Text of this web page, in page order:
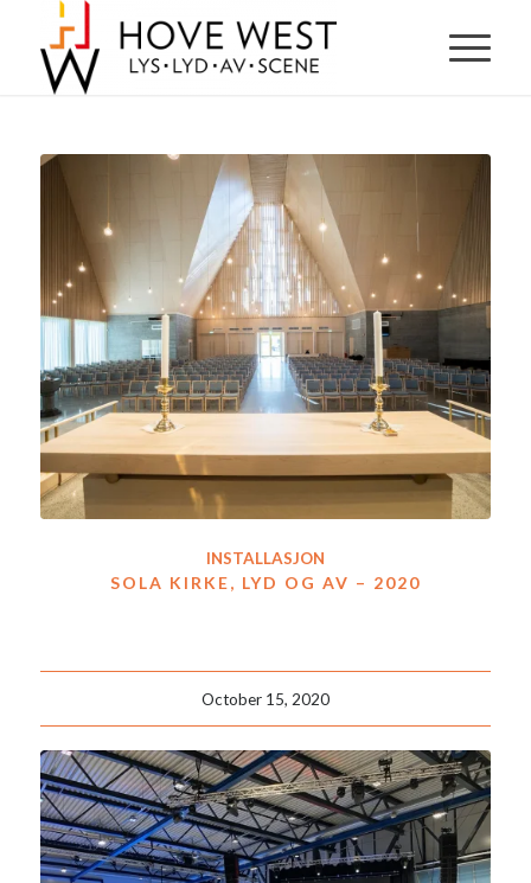
INSTALLASJON
SOLA KIRKE, LYD OG AV – 2020
October 15, 2020